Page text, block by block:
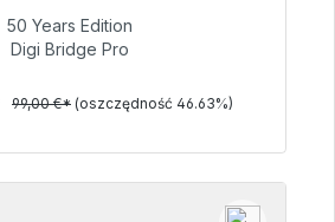
52,84 €
50 Years Edition
Digi Bridge Pro
99,00 €* (oszczędność 46.63%)